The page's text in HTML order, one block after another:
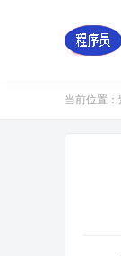
当前位置：